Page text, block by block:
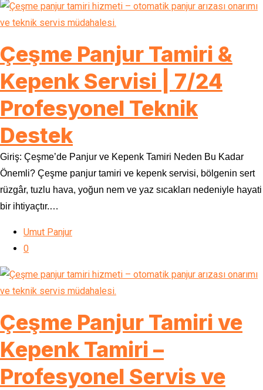
Çeşme Panjur Tamiri &
Kepenk Servisi | 7/24
Profesyonel Teknik
Destek
Giriş: Çeşme’de Panjur ve Kepenk Tamiri Neden Bu Kadar
Önemli? Çeşme panjur tamiri ve kepenk servisi, bölgenin sert
rüzgâr, tuzlu hava, yoğun nem ve yaz sıcakları nedeniyle hayati
bir ihtiyaçtır.…
Umut Panjur
0
Çeşme Panjur Tamiri ve
Kepenk Tamiri –
Profesyonel Servis ve